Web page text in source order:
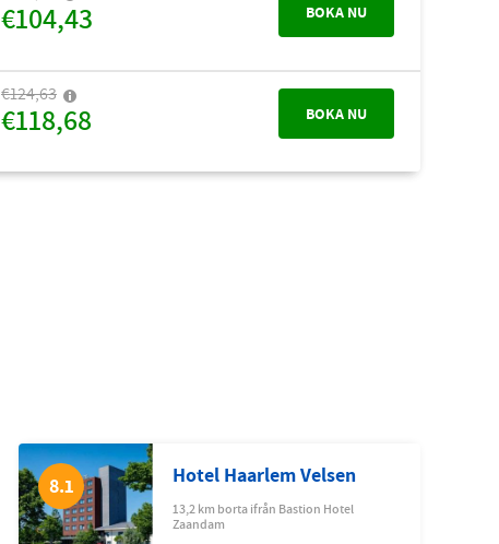
€104,43 BOKA NU
€124,63
€118,68 BOKA NU
8.1 Hotel Haarlem Velsen
13,2 km borta ifrån Bastion Hotel
Zaandam